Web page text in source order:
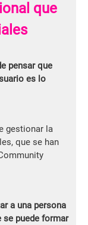
que
pensar que
es lo
gestionar la
que se han
a una persona
se puede formar